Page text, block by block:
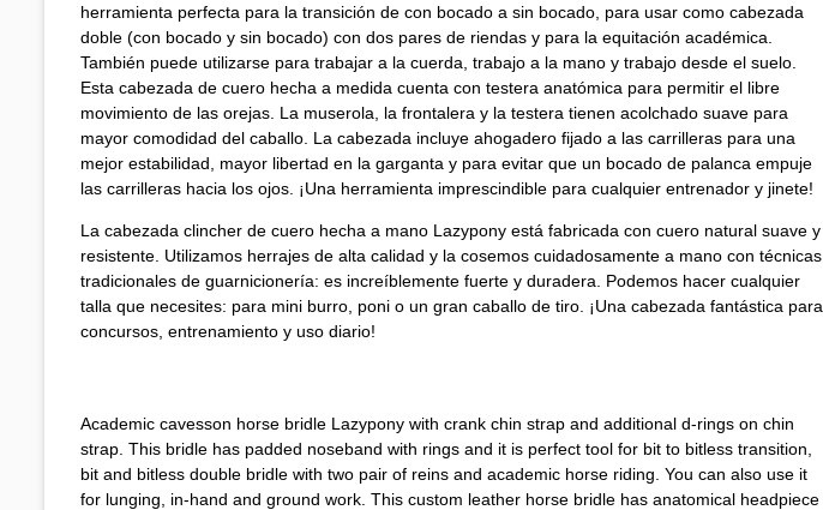
herramienta perfecta para la transición de con bocado a sin bocado, para usar como cabezada
doble (con bocado y sin bocado) con dos pares de riendas y para la equitación académica.
También puede utilizarse para trabajar a la cuerda, trabajo a la mano y trabajo desde el suelo.
Esta cabezada de cuero hecha a medida cuenta con testera anatómica para permitir el libre
movimiento de las orejas. La muserola, la frontalera y la testera tienen acolchado suave para
mayor comodidad del caballo. La cabezada incluye ahogadero fijado a las carrilleras para una
mejor estabilidad, mayor libertad en la garganta y para evitar que un bocado de palanca empuje
las carrilleras hacia los ojos. ¡Una herramienta imprescindible para cualquier entrenador y jinete!
La cabezada clincher de cuero hecha a mano Lazypony está fabricada con cuero natural suave y
resistente. Utilizamos herrajes de alta calidad y la cosemos cuidadosamente a mano con técnicas
tradicionales de guarnicionería: es increíblemente fuerte y duradera. Podemos hacer cualquier
talla que necesites: para mini burro, poni o un gran caballo de tiro. ¡Una cabezada fantástica para
concursos, entrenamiento y uso diario!
Academic cavesson horse bridle Lazypony with crank chin strap and additional d-rings on chin
strap. This bridle has padded noseband with rings and it is perfect tool for bit to bitless transition,
bit and bitless double bridle with two pair of reins and academic horse riding. You can also use it
for lunging, in-hand and ground work. This custom leather horse bridle has anatomical headpiece